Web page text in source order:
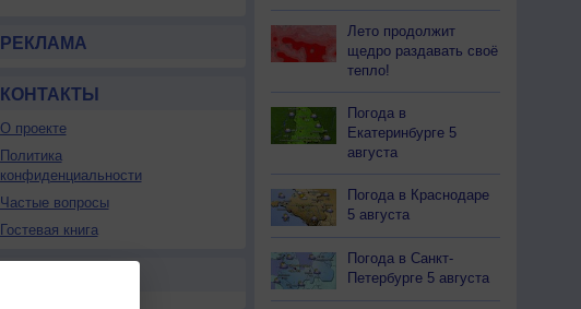
РЕКЛАМА
КОНТАКТЫ
О проекте
Политика
конфиденциальности
Частые вопросы
Гостевая книга
Лето продолжит
щедро раздавать своё
тепло!
Погода в
Екатеринбурге 5
августа
Погода в Краснодаре
5 августа
Погода в Санкт-
Петербурге 5 августа